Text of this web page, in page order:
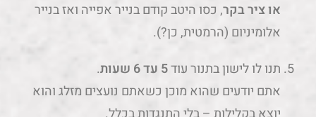
או ציר בקר, כסו היטב קודם בנייר אפייה ואז בנייר
אלומיניום (הרמטית, כן?).
תנו לו לישון בתנור עוד5 עד 6 שעות
.
אתם יודעים שהוא מוכן כשאתם נועצים מזלג והוא